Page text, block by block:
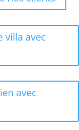
villa avec
avec